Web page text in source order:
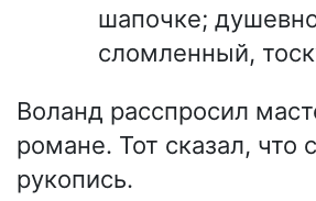
шапочке;
сломленный,
Воланд расспросил
романе. Тот сказал, что
рукопись.